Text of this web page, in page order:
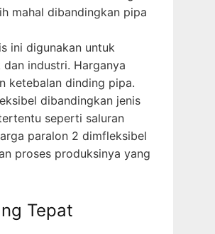
mahal dibandingkan pipa
ini digunakan untuk
industri. Harganya
ketebalan dinding pipa.
dibandingkan jenis
seperti saluran
paralon 2 dimfleksibel
proses produksinya yang
Tepat